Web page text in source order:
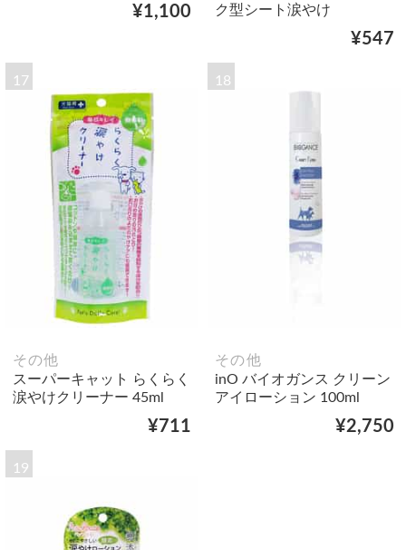
¥1,100
ク型シート涙やけ
¥547
17
その他
スーパーキャット らくらく
涙やけクリーナー 45ml
¥711
18
その他
inO バイオガンス クリーン
アイローション 100ml
¥2,750
19